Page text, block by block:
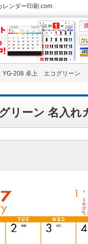
ンダー印刷.com
YG-208 卓上 エコグリーン
リーン 名入れ